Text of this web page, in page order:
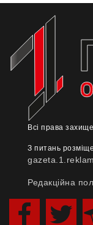
Всі права
З питань
Редакційна